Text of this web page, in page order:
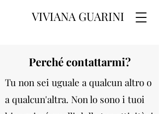
VIVIANA GUARINI
Perché contattarmi?
Tu non sei uguale a qualcun altro o
a qualcun'altra. Non lo sono i tuoi